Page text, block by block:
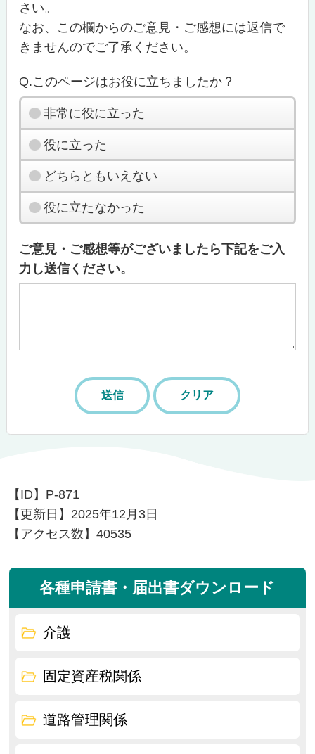
さい。
なお、この欄からのご意見・ご感想には返信で
きませんのでご了承ください。
Q.このページはお役に立ちましたか？
非常に役に立った
役に立った
どちらともいえない
役に立たなかった
ご意見・ご感想等がございましたら下記をご入
力し送信ください。
【ID】 P-871
【更新日】 2025年12月3日
【アクセス数】40535
各種申請書・届出書ダウンロード
介護
固定資産税関係
道路管理関係